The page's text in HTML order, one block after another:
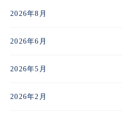
2026年8月
2026年6月
2026年5月
2026年2月